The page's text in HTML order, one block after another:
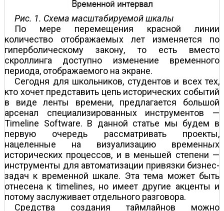
Рис. 1. Схема масштабируемой шкалы
По мере перемещения красной линии
количество отображаемых лет изменяется по
гиперболическому закону, то есть вместо
скроллинга доступно изменение временного
периода, отображаемого на экране.
Сегодня для школьников, студентов и всех тех,
кто хочет представить цепь исторических событий
в виде ленты времени, предлагается большой
арсенал специализированных инструментов —
Timeline Software. В данной статье мы будем в
первую очередь рассматривать проекты,
нацеленные на визуализацию временных
исторических процессов, и в меньшей степени —
инструменты для автоматизации привязки бизнес-
задач к временной шкале. Эта тема может быть
отнесена к timelines, но имеет другие акценты и
потому заслуживает отдельного разговора.
Средства создания таймлайнов можно